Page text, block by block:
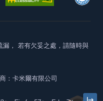
漏， 若有欠妥之處，請隨時與
：卡米爾有限公司